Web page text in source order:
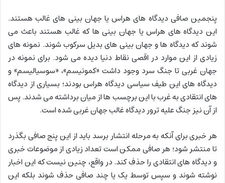
پنجمین صافی دیدگاه های هراس یا جهان بینی های غالب هستند.
این دیدگاه های هراس یا جهان بینی ها که غالب هستند باعث می
شوند که دیدگاه ها و جهان بینی های بدیل سرکوب شوند. نمونه های
زیادی از این موارد در اقصی نقاط دنیا دیده می شود. برای نمونه در
جهان غربی تا جنگ سرد وجود داشت «کمونیسم»، «سوسیالیسم» و
دیدگاه های این طیف سیاسی دیدگاه هراس بودند؛ بسیاری از دیدگاه
های انتقادی به غرب با این برچسب ها از میان برداشته می شدند. پس
از آن نیز جنگ علیه ترور دیدگاه غالب جهان غربی شده است.
هر خبری برای آنکه به مرحله انتشار برسد باید از این پنج صافی بگذرد
تا منتشر شود؛ هر صافی ممکن است تعداد زیادی از موضوعات خبری
و دیدگاه های انتقادی را حذف کند. در واقع، چنین نیست که این اخبار
نوشته شوند و سپس توسط یک یا چند صافی حذف شوند بلکه این